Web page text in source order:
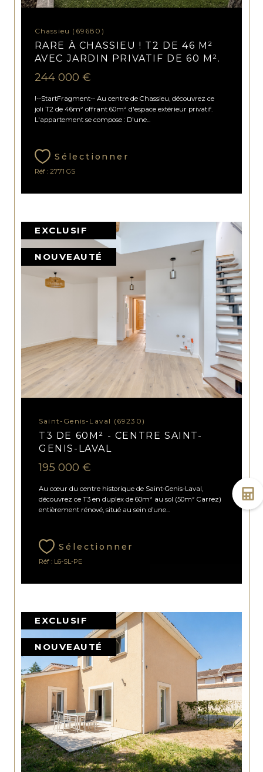
Chassieu (69680)
RARE À CHASSIEU ! T2 DE 46 M²
AVEC JARDIN PRIVATIF DE 60 M².
244 000 €
!--StartFragment-- Au centre de Chassieu, découvrez ce
joli T2 de 46m² offrant 60m² d'espace extérieur privatif.
L'appartement se compose : D'une...
Sélectionner
Réf : 2771 GS
Saint-Genis-Laval (69230)
T3 DE 60M² - CENTRE SAINT-
GENIS-LAVAL
195 000 €
Au cœur du centre historique de Saint-Genis-Laval,
découvrez ce T3 en duplex de 60m² au sol (50m² Carrez)
entièrement rénové, situé au sein d’une...
Sélectionner
Réf : L6-SL-PE
EXCLUSIF
NOUVEAUTÉ
EXCLUSIF
NOUVEAUTÉ